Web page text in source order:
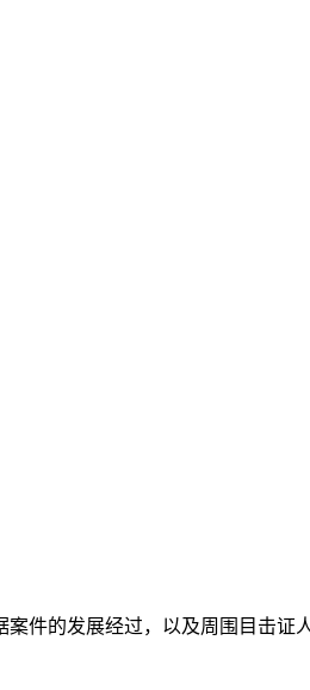
件的发展经过，以及周围目击证